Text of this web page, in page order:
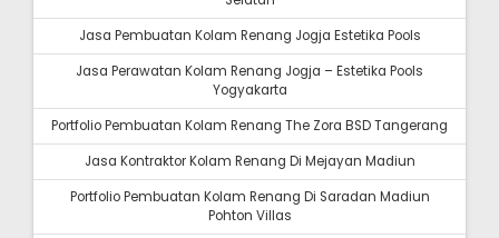
Jasa Pembuatan Kolam Renang Jogja Estetika Pools
Jasa Perawatan Kolam Renang Jogja – Estetika Pools
Yogyakarta
Portfolio Pembuatan Kolam Renang The Zora BSD Tangerang
Jasa Kontraktor Kolam Renang Di Mejayan Madiun
Portfolio Pembuatan Kolam Renang Di Saradan Madiun
Pohton Villas